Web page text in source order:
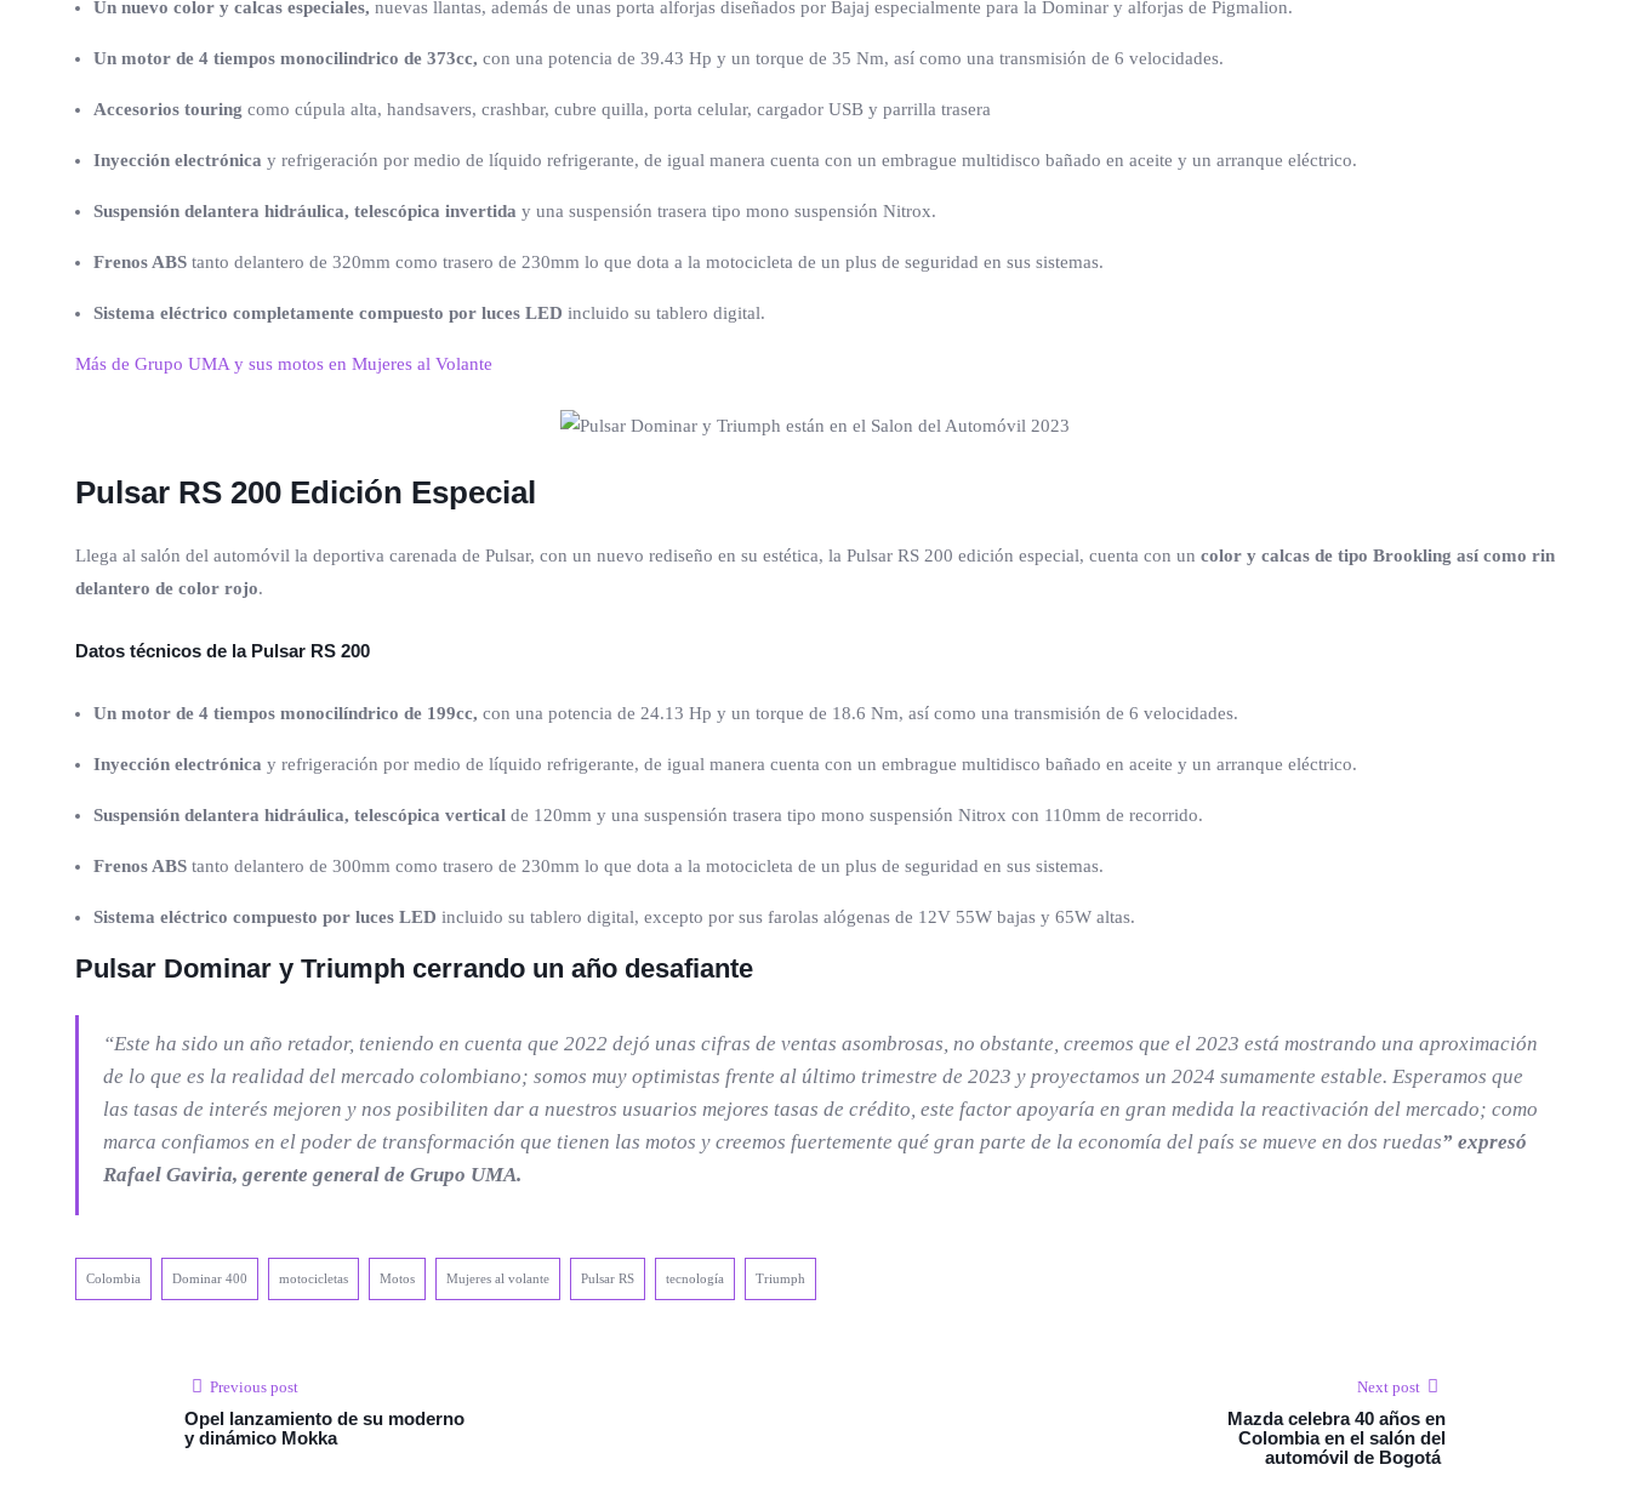
Un nuevo color y calcas especiales, nuevas llantas, además de unas porta alforjas diseñados por Bajaj especialmente para la Dominar y alforjas de Pigmalion.
Un motor de 4 tiempos monocilindrico de 373cc, con una potencia de 39.43 Hp y un torque de 35 Nm, así como una transmisión de 6 velocidades.
Accesorios touring como cúpula alta, handsavers, crashbar, cubre quilla, porta celular, cargador USB y parrilla trasera
Inyección electrónica y refrigeración por medio de líquido refrigerante, de igual manera cuenta con un embrague multidisco bañado en aceite y un arranque eléctrico.
Suspensión delantera hidráulica, telescópica invertida y una suspensión trasera tipo mono suspensión Nitrox.
Frenos ABS tanto delantero de 320mm como trasero de 230mm lo que dota a la motocicleta de un plus de seguridad en sus sistemas.
Sistema eléctrico completamente compuesto por luces LED incluido su tablero digital.
Más de Grupo UMA y sus motos en Mujeres al Volante
Pulsar RS 200 Edición Especial
Llega al salón del automóvil la deportiva carenada de Pulsar, con un nuevo rediseño en su estética, la Pulsar RS 200 edición especial, cuenta con un color y calcas de tipo Brookling así como rin
delantero de color rojo.
Datos técnicos de la Pulsar RS 200
Un motor de 4 tiempos monocilíndrico de 199cc, con una potencia de 24.13 Hp y un torque de 18.6 Nm, así como una transmisión de 6 velocidades.
Inyección electrónica y refrigeración por medio de líquido refrigerante, de igual manera cuenta con un embrague multidisco bañado en aceite y un arranque eléctrico.
Suspensión delantera hidráulica, telescópica vertical de 120mm y una suspensión trasera tipo mono suspensión Nitrox con 110mm de recorrido.
Frenos ABS tanto delantero de 300mm como trasero de 230mm lo que dota a la motocicleta de un plus de seguridad en sus sistemas.
Sistema eléctrico compuesto por luces LED incluido su tablero digital, excepto por sus farolas alógenas de 12V 55W bajas y 65W altas.
Pulsar Dominar y Triumph cerrando un año desafiante
“Este ha sido un año retador, teniendo en cuenta que 2022 dejó unas cifras de ventas asombrosas, no obstante, creemos que el 2023 está mostrando una aproximación
de lo que es la realidad del mercado colombiano; somos muy optimistas frente al último trimestre de 2023 y proyectamos un 2024 sumamente estable. Esperamos que
las tasas de interés mejoren y nos posibiliten dar a nuestros usuarios mejores tasas de crédito, este factor apoyaría en gran medida la reactivación del mercado; como
marca confiamos en el poder de transformación que tienen las motos y creemos fuertemente qué gran parte de la economía del país se mueve en dos ruedas” expresó
Rafael Gaviria, gerente general de Grupo UMA.
Colombia Dominar 400 motocicletas Motos Mujeres al volante Pulsar RS tecnología Triumph
Previous post
Opel lanzamiento de su moderno
y dinámico Mokka
Next post
Mazda celebra 40 años en
Colombia en el salón del
automóvil de Bogotá